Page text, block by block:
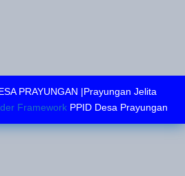
PRAYUNGAN |Prayungan Jelita
Framework PPID Desa Prayungan